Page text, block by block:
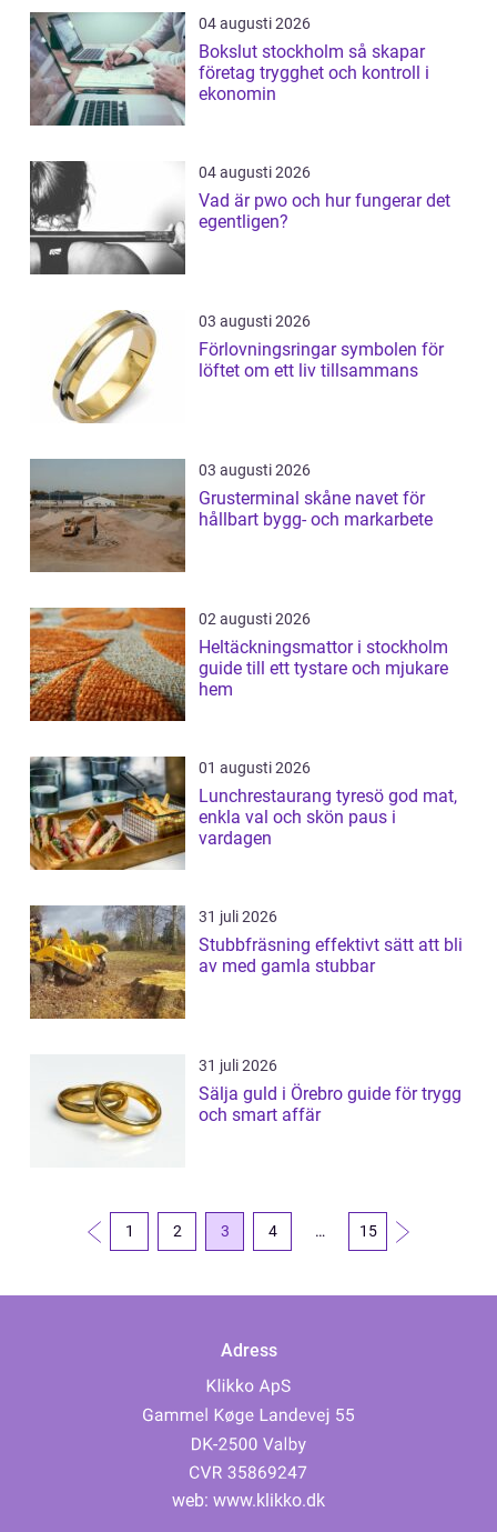
04 augusti 2026
Bokslut stockholm så skapar
företag trygghet och kontroll i
ekonomin
04 augusti 2026
Vad är pwo och hur fungerar det
egentligen?
03 augusti 2026
Förlovningsringar symbolen för
löftet om ett liv tillsammans
03 augusti 2026
Grusterminal skåne navet för
hållbart bygg- och markarbete
02 augusti 2026
Heltäckningsmattor i stockholm
guide till ett tystare och mjukare
hem
01 augusti 2026
Lunchrestaurang tyresö god mat,
enkla val och skön paus i
vardagen
31 juli 2026
Stubbfräsning effektivt sätt att bli
av med gamla stubbar
31 juli 2026
Sälja guld i Örebro guide för trygg
och smart affär
1 2 3 4 … 15
Adress
web: www.klikko.dk